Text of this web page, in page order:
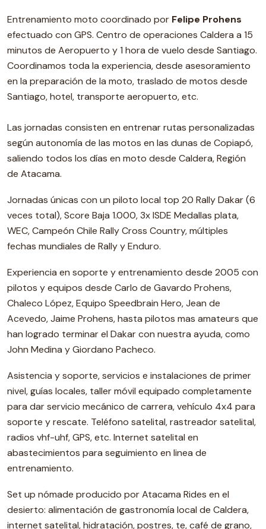
Entrenamiento moto coordinado por Felipe Prohens
efectuado con GPS. Centro de operaciones Caldera a 15
minutos de Aeropuerto y 1 hora de vuelo desde Santiago.
Coordinamos toda la experiencia, desde asesoramiento
en la preparación de la moto, traslado de motos desde
Santiago, hotel, transporte aeropuerto, etc.
Las jornadas consisten en entrenar rutas personalizadas
según autonomía de las motos en las dunas de Copiapó,
saliendo todos los días en moto desde Caldera, Región
de Atacama.
Jornadas únicas con un piloto local top 20 Rally Dakar (6
veces total), Score Baja 1.000, 3x ISDE Medallas plata,
WEC, Campeón Chile Rally Cross Country, múltiples
fechas mundiales de Rally y Enduro.
Experiencia en soporte y entrenamiento desde 2005 con
pilotos y equipos desde Carlo de Gavardo Prohens,
Chaleco López, Equipo Speedbrain Hero, Jean de
Acevedo, Jaime Prohens, hasta pilotos mas amateurs que
han logrado terminar el Dakar con nuestra ayuda, como
John Medina y Giordano Pacheco.
Asistencia y soporte, servicios e instalaciones de primer
nivel, guías locales, taller móvil equipado completamente
para dar servicio mecánico de carrera, vehículo 4x4 para
soporte y rescate. Teléfono satelital, rastreador satelital,
radios vhf-uhf, GPS, etc. Internet satelital en
abastecimientos para seguimiento en linea de
entrenamiento.
Set up nómade producido por Atacama Rides en el
desierto: alimentación de gastronomía local de Caldera,
internet satelital, hidratación, postres, te, café de grano,